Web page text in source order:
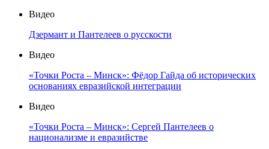
Видео
Дзермант и Пантелеев о русскости
Видео
«Точки Роста – Минск»: Фёдор Гайда об исторических
основаниях евразийской интеграции
Видео
«Точки Роста – Минск»: Сергей Пантелеев о
национализме и евразийстве